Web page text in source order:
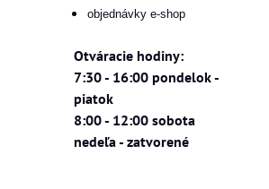
objednávky e-shop
Otváracie hodiny:
7:30 - 16:00 pondelok -
piatok
8:00 - 12:00 sobota
nedeľa - zatvorené